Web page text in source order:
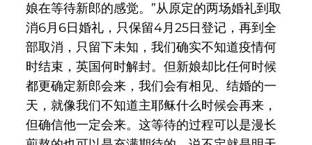
娘在等待新郎的感觉。”从原定的两场婚礼到取
消6月6日婚礼，只保留4月25日登记，再到全
部取消，只留下未知，我们确实不知道疫情何
时结束，英国何时解封。但新娘却比任何时候
都更确定新郎会来，我们会有相见、结婚的一
天，就像我们不知道主耶稣什么时候会再来，
但确信他一定会来。这等待的过程可以是漫长